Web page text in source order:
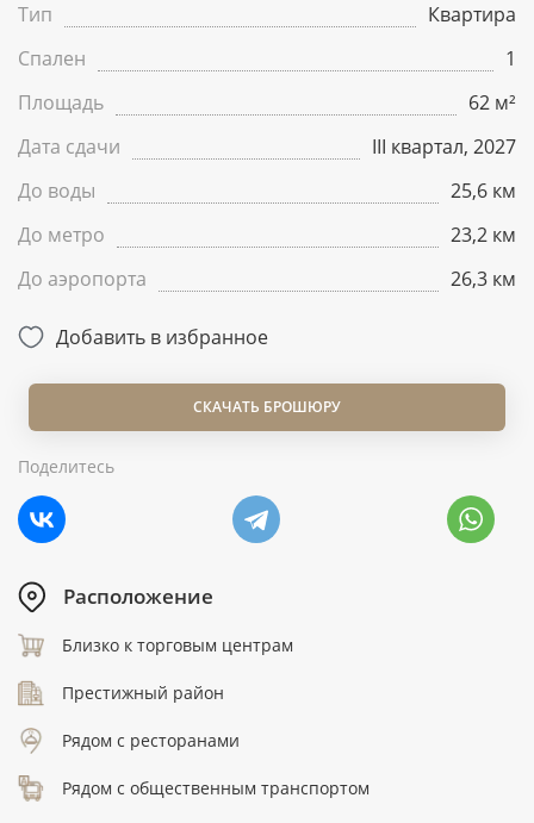
Тип
Квартира
Спален
1
Площадь
62 м²
Дата сдачи
III квартал, 2027
До воды
25,6 км
До метро
23,2 км
До аэропорта
26,3 км
Добавить в избранное
СКАЧАТЬ БРОШЮРУ
Поделитесь
Расположение
Близко к торговым центрам
Престижный район
Рядом с ресторанами
Рядом с общественным транспортом